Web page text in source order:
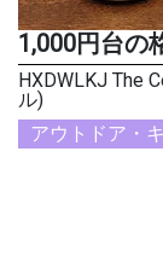
1,000円台の
HXDWLKJ The
ル)
アウトドア・